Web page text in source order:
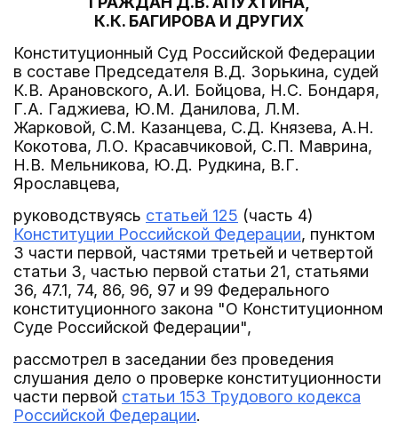
К.К. БАГИРОВА И ДРУГИХ
Конституционный Суд Российской Федерации
в составе Председателя В.Д. Зорькина, судей
К.В. Арановского, А.И. Бойцова, Н.С. Бондаря,
Г.А. Гаджиева, Ю.М. Данилова, Л.М.
Жарковой, С.М. Казанцева, С.Д. Князева, А.Н.
Кокотова, Л.О. Красавчиковой, С.П. Маврина,
Н.В. Мельникова, Ю.Д. Рудкина, В.Г.
Ярославцева,
руководствуясь статьей 125 (часть 4)
Конституции Российской Федерации, пунктом
3 части первой, частями третьей и четвертой
статьи 3, частью первой статьи 21, статьями
36, 47.1, 74, 86, 96, 97 и 99 Федерального
конституционного закона "О Конституционном
Суде Российской Федерации",
рассмотрел в заседании без проведения
слушания дело о проверке конституционности
части первой статьи 153 Трудового кодекса
Российской Федерации.